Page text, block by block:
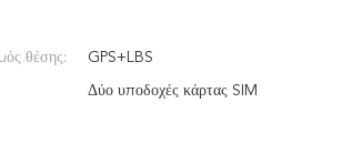
θέσης: GPS+LBS
Δύο υποδοχές κάρτας SIM